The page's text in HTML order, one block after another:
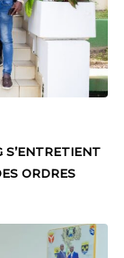
S’ENTRETIENT
ORDRES